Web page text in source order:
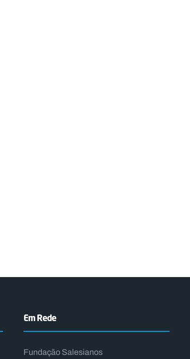
Em Rede
Fundação Salesianos